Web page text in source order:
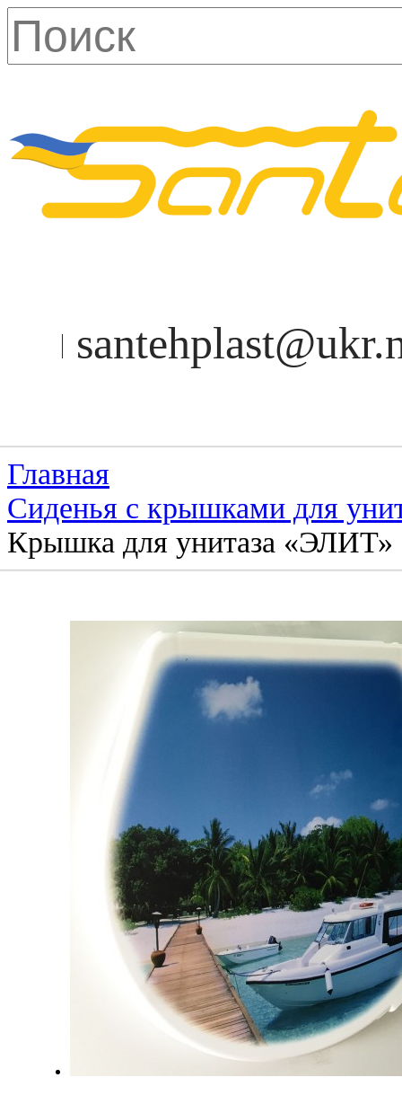
Главная
Сиденья с крышками для
Крышка для унитаза «ЭЛИТ»